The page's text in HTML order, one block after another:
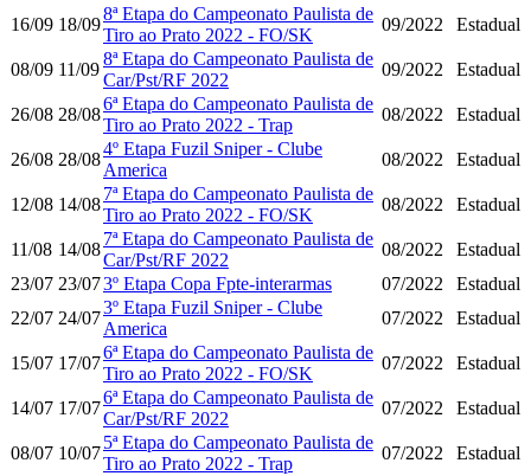
16/09 18/09
8ª Etapa do Campeonato Paulista de
Tiro ao Prato 2022 - FO/SK
09/2022 Estadual
08/09 11/09
8ª Etapa do Campeonato Paulista de
Car/Pst/RF 2022
09/2022 Estadual
26/08 28/08
6ª Etapa do Campeonato Paulista de
Tiro ao Prato 2022 - Trap
08/2022 Estadual
26/08 28/08
4º Etapa Fuzil Sniper - Clube
America
08/2022 Estadual
12/08 14/08
7ª Etapa do Campeonato Paulista de
Tiro ao Prato 2022 - FO/SK
08/2022 Estadual
11/08 14/08
7ª Etapa do Campeonato Paulista de
Car/Pst/RF 2022
08/2022
Estadual
23/07 23/073º Etapa Copa Fpte-interarmas 07/2022
Estadual
22/07 24/07
3º Etapa Fuzil Sniper - Clube
America
07/2022 Estadual
15/07 17/07
6ª Etapa do Campeonato Paulista de
Tiro ao Prato 2022 - FO/SK
07/2022 Estadual
14/07 17/07
6ª Etapa do Campeonato Paulista de
Car/Pst/RF 2022
07/2022 Estadual
08/07 10/07
5ª Etapa do Campeonato Paulista de
Tiro ao Prato 2022 - Trap
07/2022 Estadual